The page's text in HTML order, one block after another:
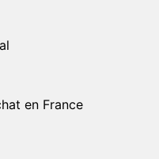
en France